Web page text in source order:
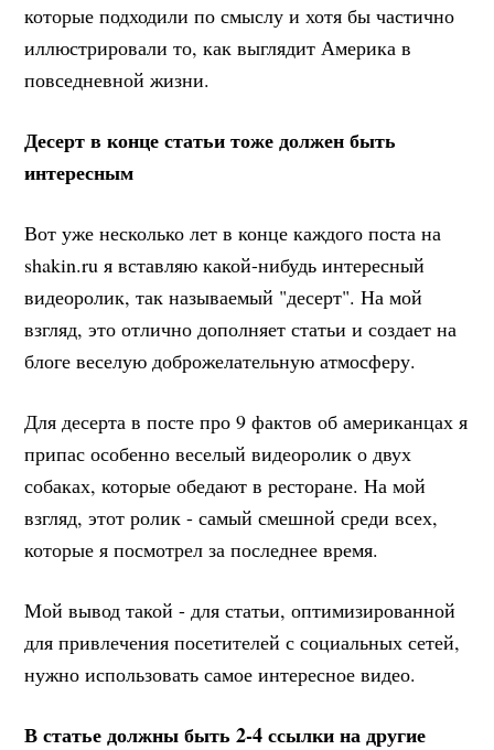
которые подходили по смыслу и хотя бы частично
иллюстрировали то, как выглядит Америка в
повседневной жизни.
Десерт в конце статьи тоже должен быть
интересным
Вот уже несколько лет в конце каждого поста на
shakin.ru я вставляю какой-нибудь интересный
видеоролик, так называемый "десерт". На мой
взгляд, это отлично дополняет статьи и создает на
блоге веселую доброжелательную атмосферу.
Для десерта в посте про 9 фактов об американцах я
припас особенно веселый видеоролик о двух
собаках, которые обедают в ресторане. На мой
взгляд, этот ролик - самый смешной среди всех,
которые я посмотрел за последнее время.
Мой вывод такой - для статьи, оптимизированной
для привлечения посетителей с социальных сетей,
нужно использовать самое интересное видео.
В статье должны быть 2-4 ссылки на другие